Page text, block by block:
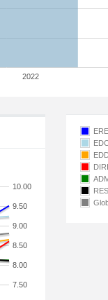
2022
7.50
8.00
8.50
9.00
9.50
10.00